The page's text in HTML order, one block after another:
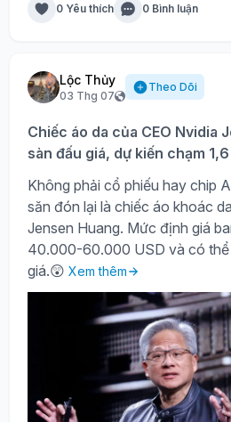
0 Yêu thích 0 Bình luận
Lộc Thủy
03 Thg 07
Theo Dõi
Chiếc áo da của CEO Nvidia
sàn đấu giá, dự kiến chạm
Không phải cổ phiếu hay chip
săn đón lại là chiếc áo khoác
Jensen Huang. Mức định giá
40.000-60.000 USD và có thể
giá.😲 Xem thêm